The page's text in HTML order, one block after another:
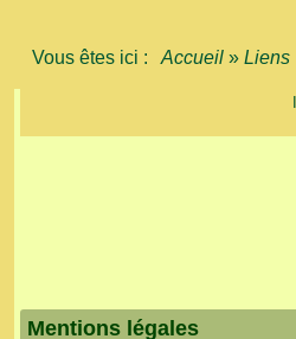
Vous êtes ici : Accueil » Liens
Mentions légales